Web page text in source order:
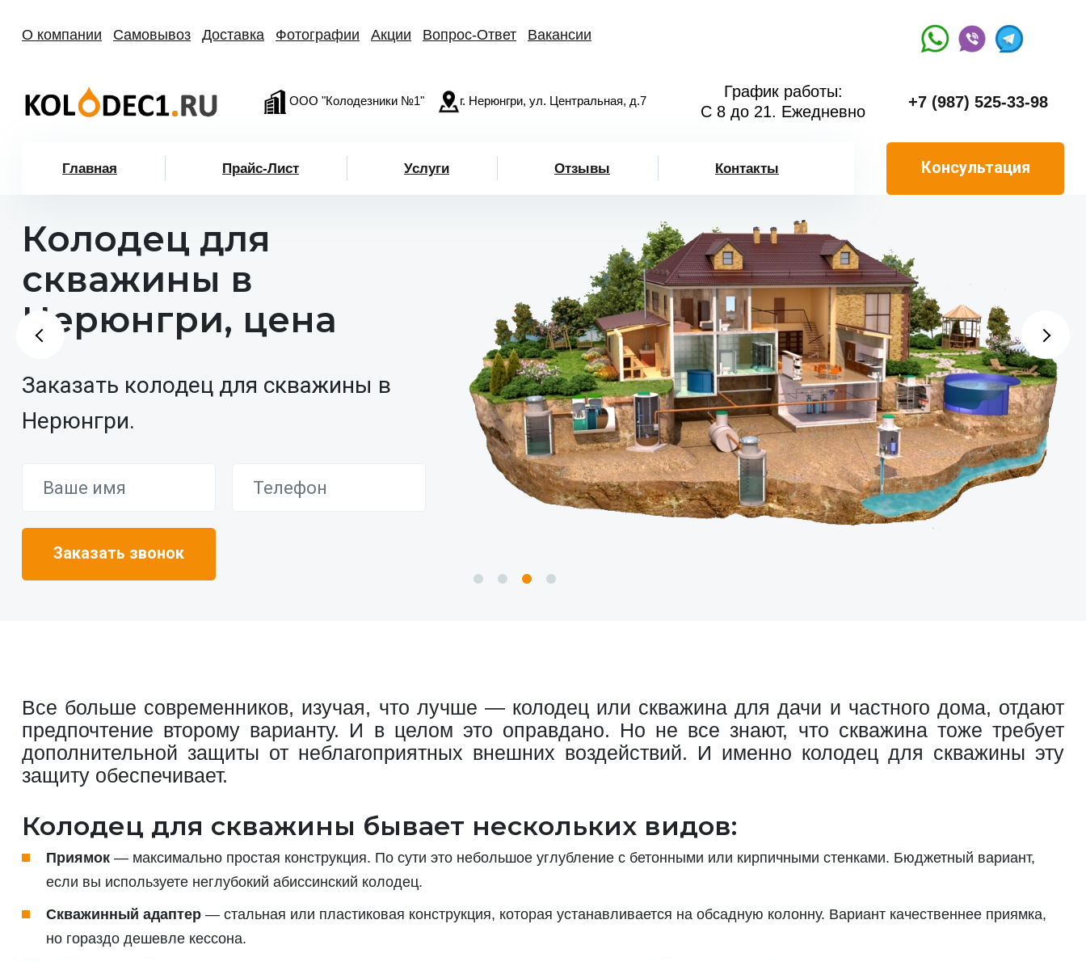
О компании Самовывоз Доставка Фотографии Акции Вопрос-Ответ Вакансии
ООО "Колодезники №1" г. Нерюнгри, ул. Центральная, д.7
График работы:
С 8 до 21. Ежедневно
+7 (987) 525-33-98
Главная Прайс-Лист Услуги Отзывы Контакты Консультация
Колодец для
скважины в
Нерюнгри, цена
Заказать колодец для скважины в
Нерюнгри.
Все больше современников, изучая, что лучше — колодец или скважина для дачи и частного дома, отдают
предпочтение второму варианту. И в целом это оправдано. Но не все знают, что скважина тоже требует
дополнительной защиты от неблагоприятных внешних воздействий. И именно колодец для скважины эту
защиту обеспечивает.
Колодец для скважины бывает нескольких видов:
Приямок — максимально простая конструкция. По сути это небольшое углубление с бетонными или кирпичными стенками. Бюджетный вариант,
если вы используете неглубокий абиссинский колодец.
Скважинный адаптер — стальная или пластиковая конструкция, которая устанавливается на обсадную колонну. Вариант качественнее приямка,
но гораздо дешевле кессона.